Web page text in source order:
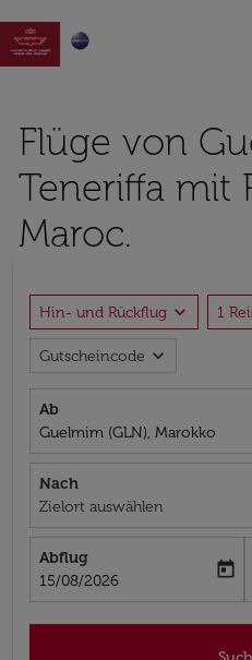

Flüge von
Teneriffa mit
Maroc.
Hin- und Rückflug expand_more 1
Gutscheincode expand_more
Ab
Guelmim (GLN), Marokko
Nach
Zielort auswählen
Abflug
fc-booking-departure-date-
15/08/2026
today